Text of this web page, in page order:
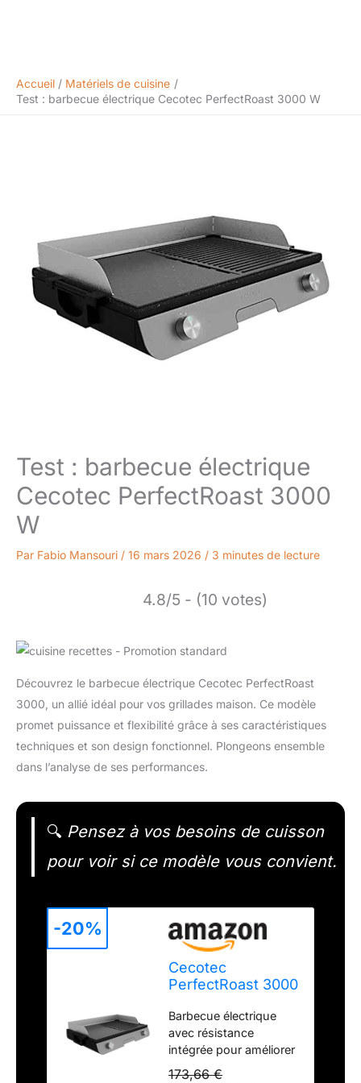
Accueil
Matériels de cuisine
Test : barbecue électrique Cecotec PerfectRoast 3000 W
Test : barbecue électrique
Cecotec PerfectRoast 3000
W
Par Fabio Mansouri / 16 mars 2026 / 3 minutes de lecture
4.8/5 - (10 votes)
Découvrez le barbecue électrique Cecotec PerfectRoast
3000, un allié idéal pour vos grillades maison. Ce modèle
promet puissance et flexibilité grâce à ses caractéristiques
techniques et son design fonctionnel. Plongeons ensemble
dans l’analyse de ses performances.
🔍 Pensez à vos besoins de cuisson
pour voir si ce modèle vous convient.
Cecotec
PerfectRoast 3000
électrique en inox
3 000 W, surface
de cuisson mixte,
revêtement anti-
Barbecue électrique
avec résistance
intégrée pour améliorer
la répartition de la
173,66 €
-20%